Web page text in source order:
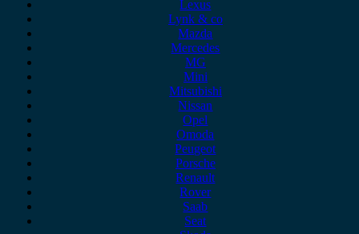
Lexus
Lynk & co
Mazda
Mercedes
MG
Mini
Mitsubishi
Nissan
Opel
Omoda
Peugeot
Porsche
Renault
Rover
Saab
Seat